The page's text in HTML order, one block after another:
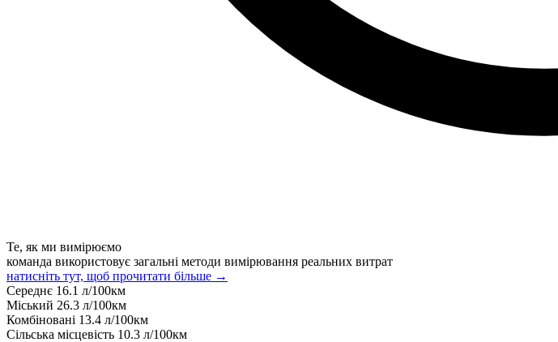
Те, як ми вимірюємо
команда використовує загальні методи вимірювання реальних витрат
натисніть тут, щоб прочитати більше →
Середнє 16.1 л/100км
Міський 26.3 л/100км
Комбіновані 13.4 л/100км
Сільська місцевість 10.3 л/100км